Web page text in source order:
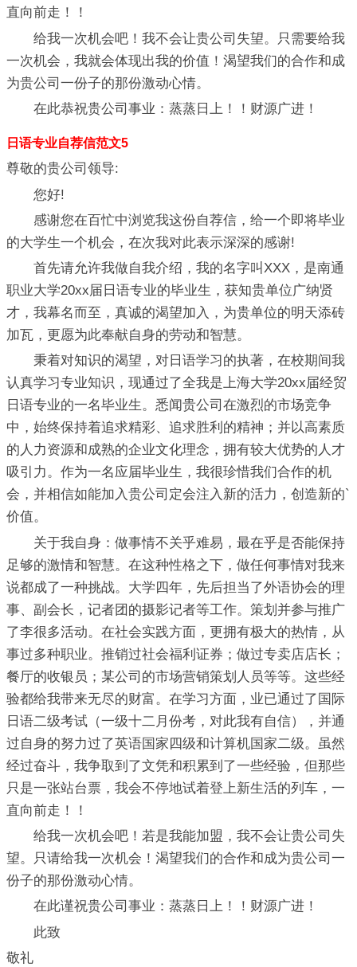
直向前走！！
给我一次机会吧！我不会让贵公司失望。只需要给我
一次机会，我就会体现出我的价值！渴望我们的合作和成
为贵公司一份子的那份激动心情。
在此恭祝贵公司事业：蒸蒸日上！！财源广进！
日语专业自荐信范文5
尊敬的贵公司领导:
您好!
感谢您在百忙中浏览我这份自荐信，给一个即将毕业
的大学生一个机会，在次我对此表示深深的感谢!
首先请允许我做自我介绍，我的名字叫XXX，是南通
职业大学20xx届日语专业的毕业生，获知贵单位广纳贤
才，我幕名而至，真诚的渴望加入，为贵单位的明天添砖
加瓦，更愿为此奉献自身的劳动和智慧。
秉着对知识的渴望，对日语学习的执著，在校期间我
认真学习专业知识，现通过了全我是上海大学20xx届经贸
日语专业的一名毕业生。悉闻贵公司在激烈的市场竞争
中，始终保持着追求精彩、追求胜利的精神；并以高素质
的人力资源和成熟的企业文化理念，拥有较大优势的人才
吸引力。作为一名应届毕业生，我很珍惜我们合作的机
会，并相信如能加入贵公司定会注入新的活力，创造新的`
价值。
关于我自身：做事情不关乎难易，最在乎是否能保持
足够的激情和智慧。在这种性格之下，做任何事情对我来
说都成了一种挑战。大学四年，先后担当了外语协会的理
事、副会长，记者团的摄影记者等工作。策划并参与推广
了李很多活动。在社会实践方面，更拥有极大的热情，从
事过多种职业。推销过社会福利证券；做过专卖店店长；
餐厅的收银员；某公司的市场营销策划人员等等。这些经
验都给我带来无尽的财富。在学习方面，业已通过了国际
日语二级考试（一级十二月份考，对此我有自信），并通
过自身的努力过了英语国家四级和计算机国家二级。虽然
经过奋斗，我争取到了文凭和积累到了一些经验，但那些
只是一张站台票，我会不停地试着登上新生活的列车，一
直向前走！！
给我一次机会吧！若是我能加盟，我不会让贵公司失
望。只请给我一次机会！渴望我们的合作和成为贵公司一
份子的那份激动心情。
在此谨祝贵公司事业：蒸蒸日上！！财源广进！
此致
敬礼